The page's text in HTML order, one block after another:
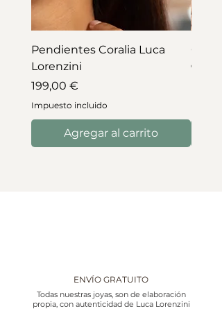
Pendientes Coralia Luca
Lorenzini
Precio
199,00 €
Impuesto incluido
Agregar al carrito
Precio
ENVÍO GRATUITO
Todas nuestras joyas, son de elaboración
propia, con autenticidad de Luca Lorenzini